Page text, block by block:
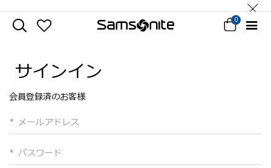
0
サインイン
会員登録済のお客様
メールアドレス
パスワード